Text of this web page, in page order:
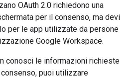
OAuth 2.0 richiedono una
per il consenso, ma devi
per le app utilizzate da persone
Google Workspace.
conosci le informazioni richieste
puoi utilizzare